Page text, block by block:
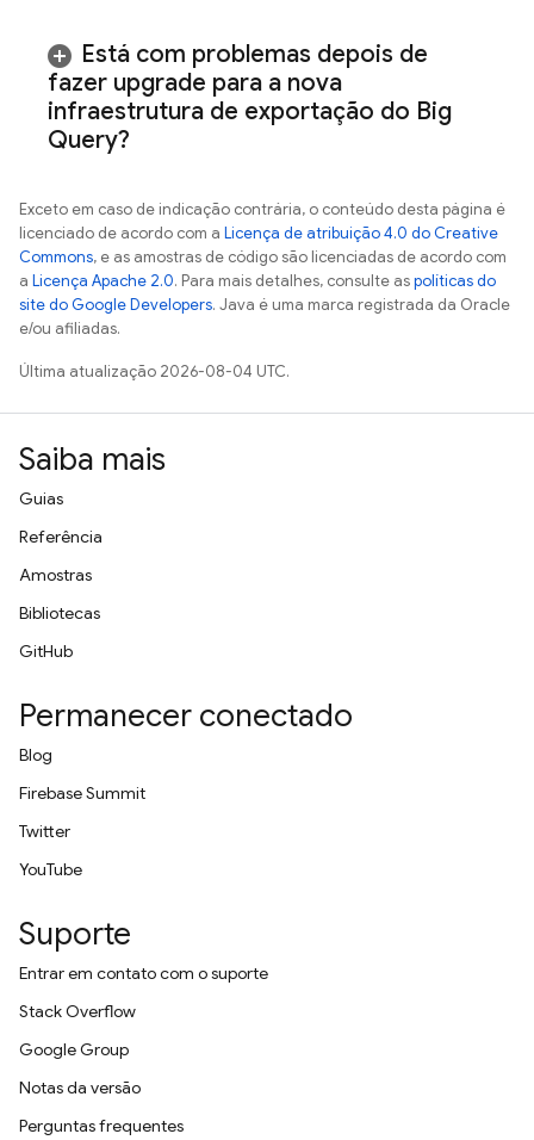
Está com problemas depois de
fazer upgrade para a nova
infraestrutura de exportação do Big
Query?
Exceto em caso de indicação contrária, o conteúdo desta página é
licenciado de acordo com a Licença de atribuição 4.0 do Creative
Commons, e as amostras de código são licenciadas de acordo com
a Licença Apache 2.0. Para mais detalhes, consulte aspolíticas do
site do Google Developers. Java é uma marca registrada da Oracle
e/ou afiliadas.
Última atualização 2026-08-04 UTC.
Saiba mais
Guias
Referência
Amostras
Bibliotecas
GitHub
Permanecer conectado
Blog
Firebase Summit
Twitter
YouTube
Suporte
Entrar em contato com o suporte
Stack Overflow
Google Group
Notas da versão
Perguntas frequentes